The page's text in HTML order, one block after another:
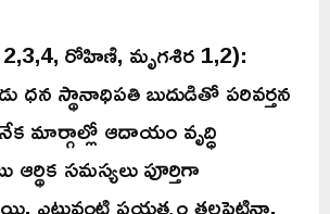
2,3,4, రోహిణి, మృగశిర 1,2):
ధన స్థానాధిపతి బుదుడితో పరివర్తన
మార్గాల్లో ఆదాయం వృద్ధి
సమస్యలు పూర్తిగా